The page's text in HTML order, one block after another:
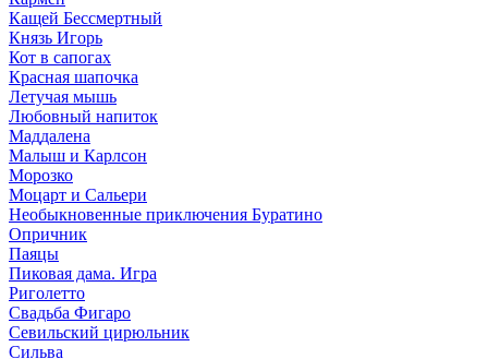
Кащей Бессмертный
Князь Игорь
Кот в сапогах
Красная шапочка
Летучая мышь
Любовный напиток
Маддалена
Малыш и Карлсон
Морозко
Моцарт и Сальери
Необыкновенные приключения Буратино
Опричник
Паяцы
Пиковая дама. Игра
Риголетто
Свадьба Фигаро
Севильский цирюльник
Сильва